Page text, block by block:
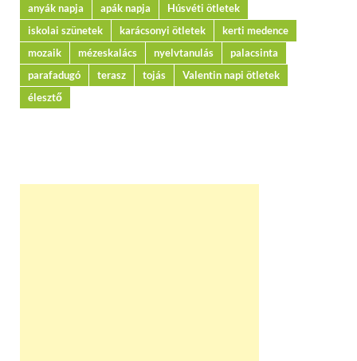
anyák napja apák napja
Húsvéti ötletek
iskolai szünetek
karácsonyi ötletek
kerti medence
mozaik
mézeskalács nyelvtanulás
palacsinta
parafadugó
terasz tojás
Valentin napi ötletek
élesztő